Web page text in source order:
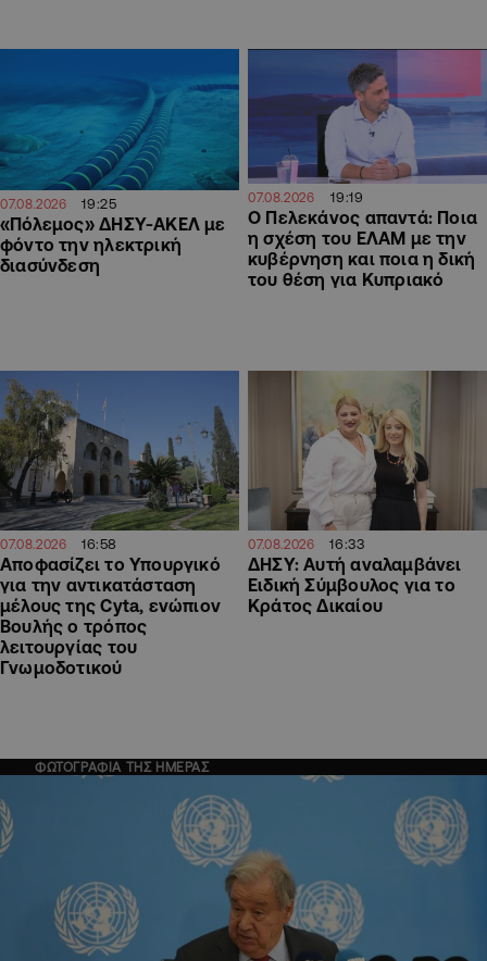
07.08.2026 19:25
«Πόλεμος» ΔΗΣΥ-ΑΚΕΛ με
φόντο την ηλεκτρική
διασύνδεση
07.08.2026 19:19
Ο Πελεκάνος απαντά: Ποια
η σχέση του ΕΛΑΜ με την
κυβέρνηση και ποια η δική
του θέση για Κυπριακό
07.08.2026 16:58
Αποφασίζει το Υπουργικό
για την αντικατάσταση
μέλους της Cyta, ενώπιον
Βουλής ο τρόπος
λειτουργίας του
Γνωμοδοτικού
07.08.2026 16:33
ΔΗΣΥ: Αυτή αναλαμβάνει
Ειδική Σύμβουλος για το
Κράτος Δικαίου
ΦΩΤΟΓΡΑΦΙΑ ΤΗΣ ΗΜΕΡΑΣ